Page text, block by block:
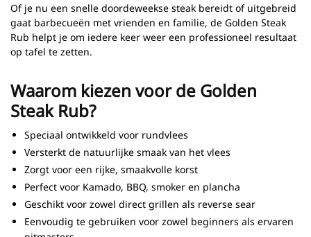
Of je nu een snelle doordeweekse steak bereidt of uitgebreid
gaat barbecueën met vrienden en familie, de Golden Steak
Rub helpt je om iedere keer weer een professioneel resultaat
op tafel te zetten.
Waarom kiezen voor de Golden
Steak Rub?
Speciaal ontwikkeld voor rundvlees
Versterkt de natuurlijke smaak van het vlees
Zorgt voor een rijke, smaakvolle korst
Perfect voor Kamado, BBQ, smoker en plancha
Geschikt voor zowel direct grillen als reverse sear
Eenvoudig te gebruiken voor zowel beginners als ervaren